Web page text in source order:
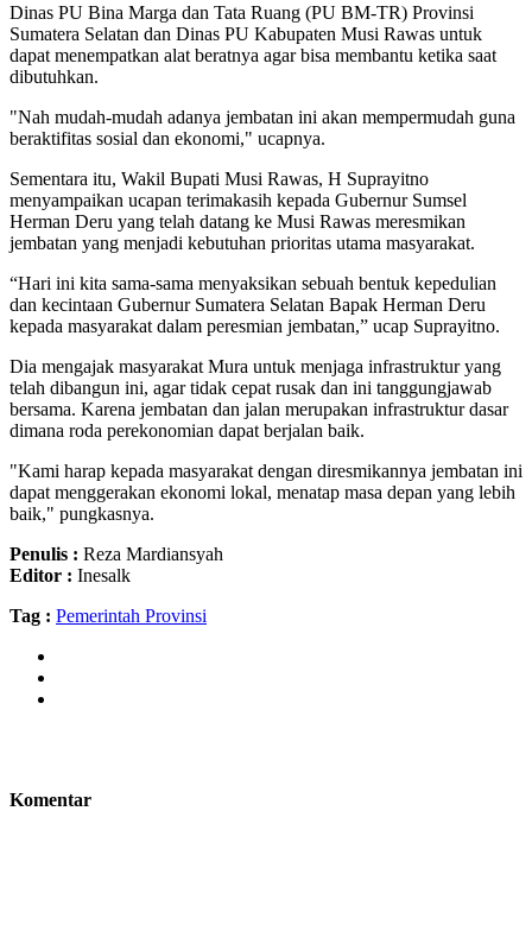
Dinas PU Bina Marga dan Tata Ruang (PU BM-TR) Provinsi
Sumatera Selatan dan Dinas PU Kabupaten Musi Rawas untuk
dapat menempatkan alat beratnya agar bisa membantu ketika saat
dibutuhkan.
"Nah mudah-mudah adanya jembatan ini akan mempermudah guna
beraktifitas sosial dan ekonomi," ucapnya.
Sementara itu, Wakil Bupati Musi Rawas, H Suprayitno
menyampaikan ucapan terimakasih kepada Gubernur Sumsel
Herman Deru yang telah datang ke Musi Rawas meresmikan
jembatan yang menjadi kebutuhan prioritas utama masyarakat.
“Hari ini kita sama-sama menyaksikan sebuah bentuk kepedulian
dan kecintaan Gubernur Sumatera Selatan Bapak Herman Deru
kepada masyarakat dalam peresmian jembatan,” ucap Suprayitno.
Dia mengajak masyarakat Mura untuk menjaga infrastruktur yang
telah dibangun ini, agar tidak cepat rusak dan ini tanggungjawab
bersama. Karena jembatan dan jalan merupakan infrastruktur dasar
dimana roda perekonomian dapat berjalan baik.
"Kami harap kepada masyarakat dengan diresmikannya jembatan ini
dapat menggerakan ekonomi lokal, menatap masa depan yang lebih
baik," pungkasnya.
Penulis : Reza Mardiansyah
Editor : Inesalk
Tag : Pemerintah Provinsi
Komentar